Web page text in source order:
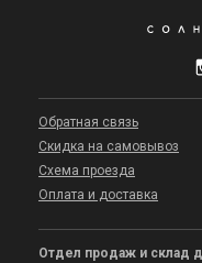
Обратная связь
Скидка на самовывоз
Схема проезда
Оплата и доставка
Отдел продаж и склад